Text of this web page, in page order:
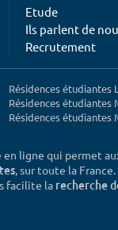
Etude
Ils parlent de
Recrutement
Résidences étudiantes
Résidences étudiantes
Résidences étudiantes
ligne qui permet
, sur toute la
facilite la recherche